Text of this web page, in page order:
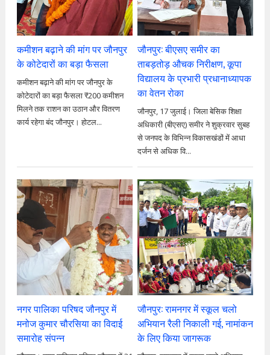
कमीशन बढ़ाने की मांग पर जौनपुर
के कोटेदारों का बड़ा फैसला
कमीशन बढ़ाने की मांग पर जौनपुर के
कोटेदारों का बड़ा फैसला ₹200 कमीशन
मिलने तक राशन का उठान और वितरण
कार्य रहेगा बंद जौनपुर। होटल...
जौनपुर: बीएसए समीर का
ताबड़तोड़ औचक निरीक्षण, कूपा
विद्यालय के प्रभारी प्रधानाध्यापक
का वेतन रोका
जौनपुर, 17 जुलाई। जिला बेसिक शिक्षा
अधिकारी (बीएसए) समीर ने शुक्रवार सुबह
से जनपद के विभिन्न विकासखंडों में आधा
दर्जन से अधिक वि...
नगर पालिका परिषद जौनपुर में
मनोज कुमार चौरसिया का विदाई
समारोह संपन्न
जौनपुर: रामनगर में स्कूल चलो
अभियान रैली निकाली गई, नामांकन
के लिए किया जागरूक